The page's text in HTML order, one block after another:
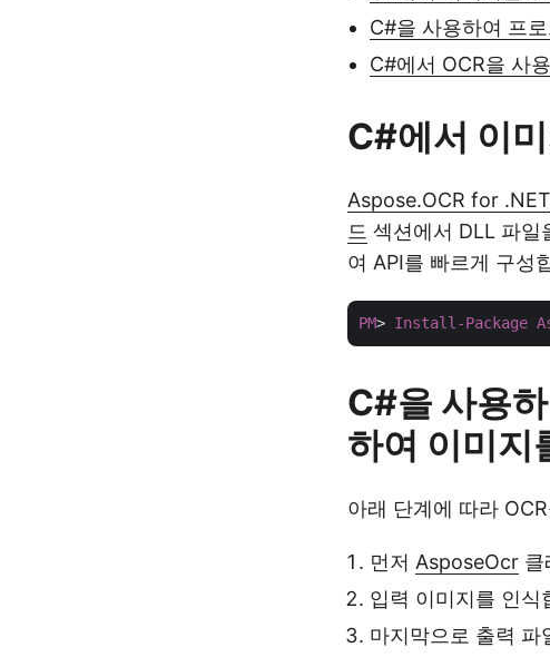
C#을 사용하여 프
C#에서 OCR을 사
C#에서 이
Aspose.OCR for .NET
드 섹션에서 DLL 파일
여 API를 빠르게 구성
PM> Install-Package
C#을 사용
하여 이미지
아래 단계에 따라
먼저 AsposeOcr 클
입력 이미지를 인식
마지막으로 출력 파